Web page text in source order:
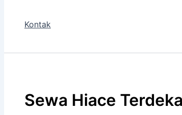
Kontak
Sewa Hiace